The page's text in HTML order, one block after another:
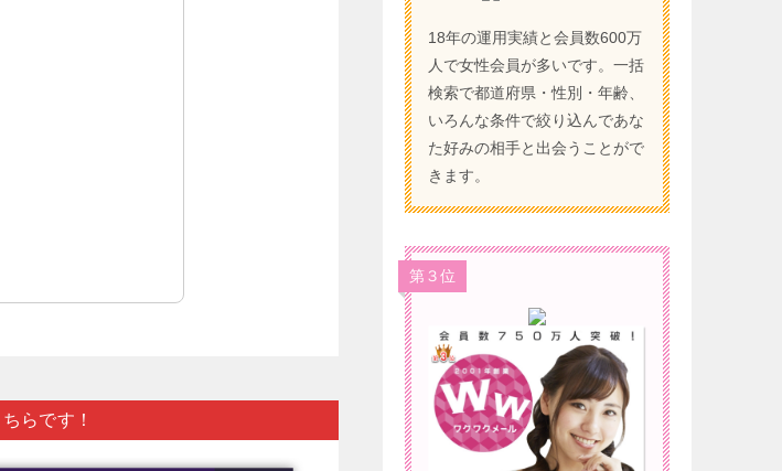
らです！
18年の運用実績と会員数600万
人で女性会員が多いです。一括
検索で都道府県・性別・年齢、
いろんな条件で絞り込んであな
た好みの相手と出会うことがで
きます。
第３位